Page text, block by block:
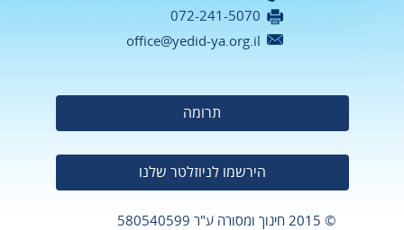
072-241-5070
office@yedid-ya.org.il
תרומה
הירשמו לניוזלטר שלנו
© 2015 חינוך ומסורה ע"ר 580540599